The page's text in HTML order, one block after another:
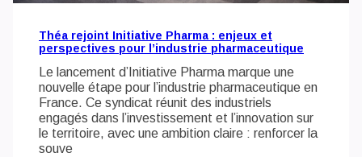
Théa rejoint Initiative Pharma : enjeux et
perspectives pour l’industrie pharmaceutique
Le lancement d’Initiative Pharma marque une
nouvelle étape pour l’industrie pharmaceutique en
France. Ce syndicat réunit des industriels
engagés dans l’investissement et l’innovation sur
le territoire, avec une ambition claire : renforcer la
souve